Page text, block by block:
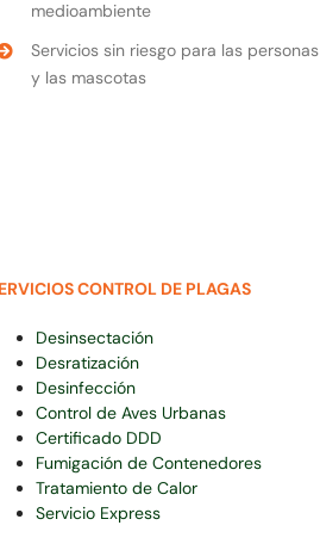
medioambiente
Servicios sin riesgo para las personas
y las mascotas
CONTROL DE PLAGAS
Desinsectación
Desratización
Desinfección
Control de Aves Urbanas
Certificado DDD
Fumigación de Contenedores
Tratamiento de Calor
Servicio Express